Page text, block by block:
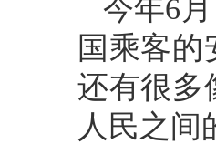
今年6
国乘客
还有很多
人民之间